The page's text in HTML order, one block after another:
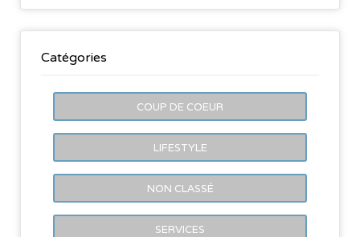
Catégories
COUP DE COEUR
LIFESTYLE
NON CLASSÉ
SERVICES